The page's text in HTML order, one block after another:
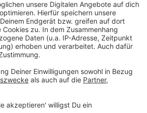
um Videoinhalte
Dieser Service kann
zu Ihren Aktivitäten
Bitte lesen Sie die
und stimmen Sie der
Video anzusehen.
Test so wichtig?